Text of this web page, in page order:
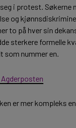
i protest. Søkerne
og
to på hver sin
sterkere formelle
som nummer en.
er mer kompleks